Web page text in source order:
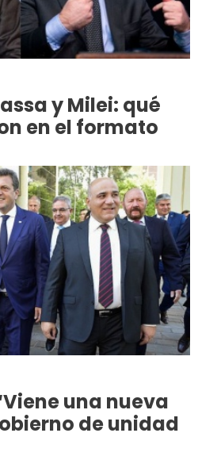
y Milei: qué
en el formato
una nueva
de unidad